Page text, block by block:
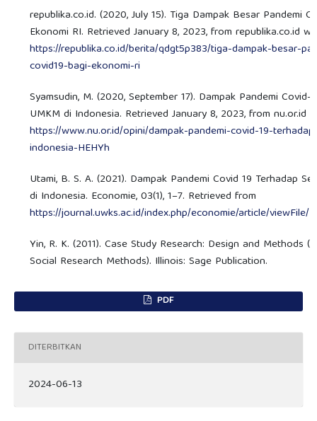
republika.co.id. (2020, July 15). Tiga Dampak Besar Pandemi
Ekonomi RI. Retrieved January 8, 2023, from republika.co.id
https://republika.co.id/berita/qdgt5p383/tiga-dampak-besar-
covid19-bagi-ekonomi-ri
Syamsudin, M. (2020, September 17). Dampak Pandemi
UMKM di Indonesia. Retrieved January 8, 2023, from nu.or.id
https://www.nu.or.id/opini/dampak-pandemi-covid-19-
indonesia-HEHYh
Utami, B. S. A. (2021). Dampak Pandemi Covid 19 Terhadap
di Indonesia. Economie, 03(1), 1–7. Retrieved from
https://journal.uwks.ac.id/index.php/economie/article/viewFile/
Yin, R. K. (2011). Case Study Research: Design and Methods
Social Research Methods). Illinois: Sage Publication.
PDF
DITERBITKAN
2024-06-13